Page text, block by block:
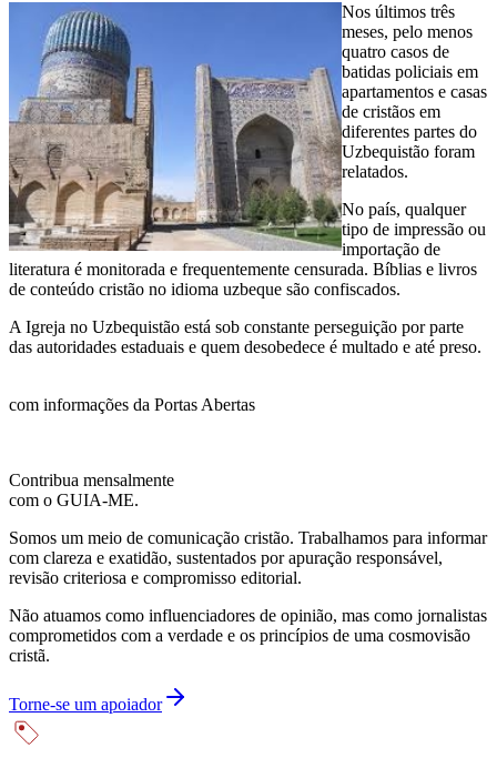
Nos últimos três
meses, pelo menos
quatro casos de
batidas policiais em
apartamentos e casas
de cristãos em
diferentes partes do
Uzbequistão foram
relatados.
No país, qualquer
tipo de impressão ou
importação de
literatura é monitorada e frequentemente censurada. Bíblias e livros
de conteúdo cristão no idioma uzbeque são confiscados.
A Igreja no Uzbequistão está sob constante perseguição por parte
das autoridades estaduais e quem desobedece é multado e até preso.
com informações da Portas Abertas
Contribua mensalmente
com o GUIA-ME.
Somos um meio de comunicação cristão. Trabalhamos para informar
com clareza e exatidão, sustentados por apuração responsável,
revisão criteriosa e compromisso editorial.
Não atuamos como influenciadores de opinião, mas como jornalistas
comprometidos com a verdade e os princípios de uma cosmovisão
cristã.
Torne-se um apoiador